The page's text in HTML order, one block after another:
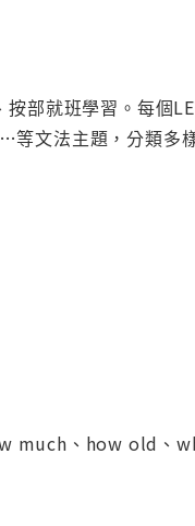
部就班學習。每個
文法主題，分類多
much、how old、